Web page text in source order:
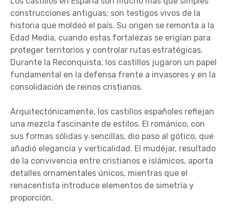
construcciones antiguas; son testigos vivos de la
historia que moldeó el país. Su origen se remonta a la
Edad Media, cuando estas fortalezas se erigían para
proteger territorios y controlar rutas estratégicas.
Durante la Reconquista, los castillos jugaron un papel
fundamental en la defensa frente a invasores y en la
consolidación de reinos cristianos.
Arquitectónicamente, los castillos españoles reflejan
una mezcla fascinante de estilos. El románico, con
sus formas sólidas y sencillas, dio paso al gótico, que
añadió elegancia y verticalidad. El mudéjar, resultado
de la convivencia entre cristianos e islámicos, aporta
detalles ornamentales únicos, mientras que el
renacentista introduce elementos de simetría y
proporción.